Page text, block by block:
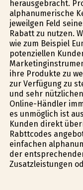
herausgebracht.
alphanumerische
jeweilgen Feld
Rabatt zu nutzen.
wie zum Beispiel
potenziellen
ihre Produkte zu
zur Verfügung zu
und sehr
Online-Händler
es unmöglich ist
Kunden direkt
Rabttcodes
einfachen
der
Zusatzleistungen